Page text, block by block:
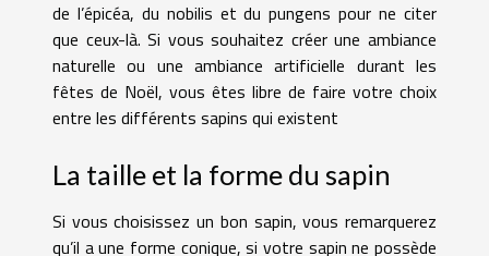
de l’épicéa, du nobilis et du pungens pour ne citer
que ceux-là. Si vous souhaitez créer une ambiance
naturelle ou une ambiance artificielle durant les
fêtes de Noël, vous êtes libre de faire votre choix
entre les différents sapins qui existent
La taille et la forme du sapin
Si vous choisissez un bon sapin, vous remarquerez
qu’il a une forme conique, si votre sapin ne possède